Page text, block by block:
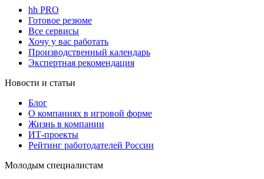
hh PRO
Готовое резюме
Все сервисы
Хочу у вас работать
Производственный календарь
Экспертная рекомендация
Новости и статьи
Блог
О компаниях в игровой форме
Жизнь в компании
ИТ-проекты
Рейтинг работодателей России
Молодым специалистам